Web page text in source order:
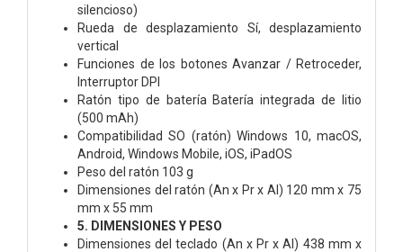
silencioso)
Rueda de desplazamiento Sí, desplazamiento
vertical
Funciones de los botones Avanzar / Retroceder,
Interruptor DPI
Ratón tipo de batería Batería integrada de litio
(500 mAh)
Compatibilidad SO (ratón) Windows 10, macOS,
Android, Windows Mobile, iOS, iPadOS
Peso del ratón 103 g
Dimensiones del ratón (An x Pr x Al) 120 mm x 75
mm x 55 mm
5. DIMENSIONES Y PESO
Dimensiones del teclado (An x Pr x Al) 438 mm x